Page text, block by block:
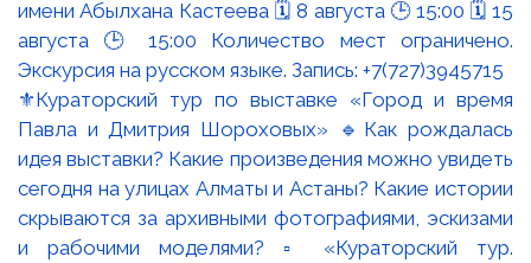
⚜️Кураторский тур по выставке «Город и время
Павла и Дмитрия Шороховых» 🔹Как рождалась
идея выставки? Какие произведения можно увидеть
сегодня на улицах Алматы и Астаны? Какие истории
скрываются за архивными фотографиями, эскизами
и рабочими моделями? ▫️ «Кураторский тур.